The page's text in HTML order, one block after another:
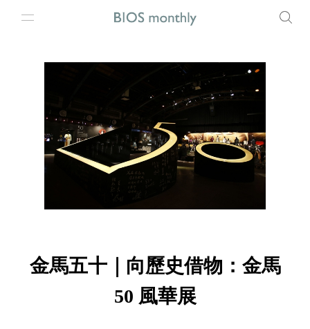
金馬五十｜向歷史借物：金馬
50 風華展